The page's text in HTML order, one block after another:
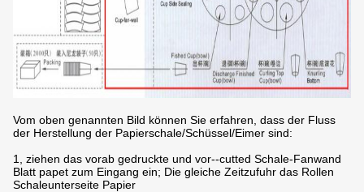
Vom oben genannten Bild können Sie erfahren, dass der Fluss
der Herstellung der Papierschale/Schüssel/Eimer sind:
1, ziehen das vorab gedruckte und vor--cutted Schale-Fanwand
Blatt papet zum Eingang ein; Die gleiche Zeitzufuhr das Rollen
Schaleunterseite Papier